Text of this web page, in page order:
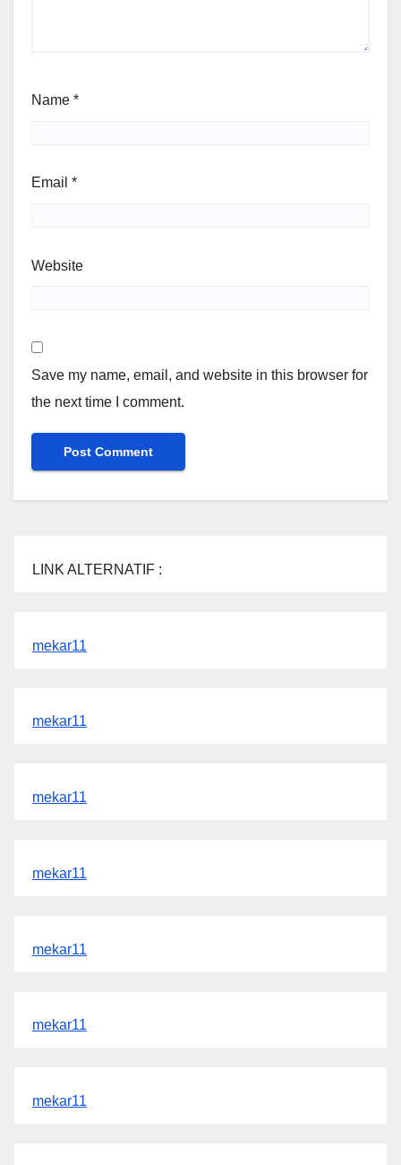
Name *
Email *
Website
Save my name, email, and website in this browser for
the next time I comment.
LINK ALTERNATIF :
mekar11
mekar11
mekar11
mekar11
mekar11
mekar11
mekar11